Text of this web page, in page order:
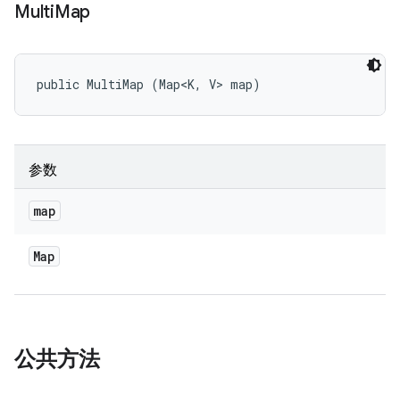
MultiMap
public MultiMap (Map<K, V> map)
参数
map
Map
公共方法